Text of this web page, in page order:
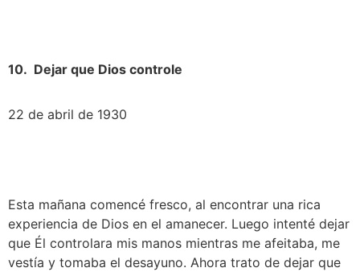
10.  Dejar que Dios controle
22 de abril de 1930
Esta mañana comencé fresco, al encontrar una rica
experiencia de Dios en el amanecer. Luego intenté dejar
que Él controlara mis manos mientras me afeitaba, me
vestía y tomaba el desayuno. Ahora trato de dejar que